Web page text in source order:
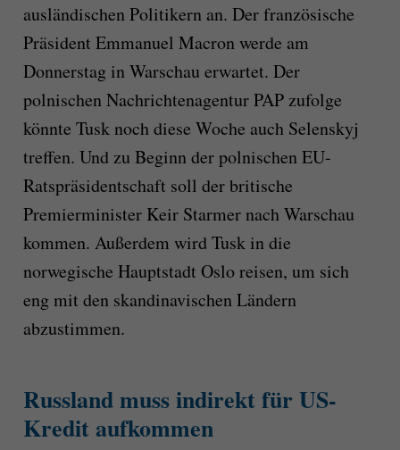
ausländischen Politikern an. Der französische
Präsident Emmanuel Macron werde am
Donnerstag in Warschau erwartet. Der
polnischen Nachrichtenagentur PAP zufolge
könnte Tusk noch diese Woche auch Selenskyj
treffen. Und zu Beginn der polnischen EU-
Ratspräsidentschaft soll der britische
Premierminister Keir Starmer nach Warschau
kommen. Außerdem wird Tusk in die
norwegische Hauptstadt Oslo reisen, um sich
eng mit den skandinavischen Ländern
abzustimmen.
Russland muss indirekt für US-
Kredit aufkommen